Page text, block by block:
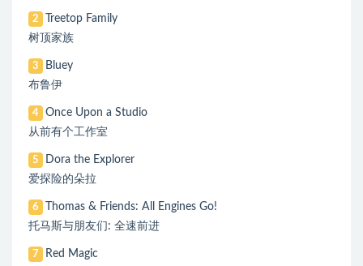
2
Treetop Family
树顶家族
3
Bluey
布鲁伊
4
Once Upon a Studio
从前有个工作室
5
Dora the Explorer
爱探险的朵拉
6
Thomas & Friends: All Engines Go!
托马斯与朋友们: 全速前进
7
Red Magic